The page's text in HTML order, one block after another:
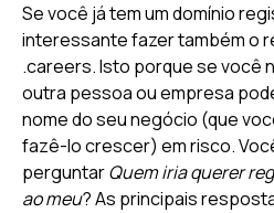
Se você já tem um domínio
interessante fazer também o
.careers. Isto porque se você
outra pessoa ou empresa
nome do seu negócio (que
fazê-lo crescer) em risco.
perguntarQuem iria querer
ao meu? As principais